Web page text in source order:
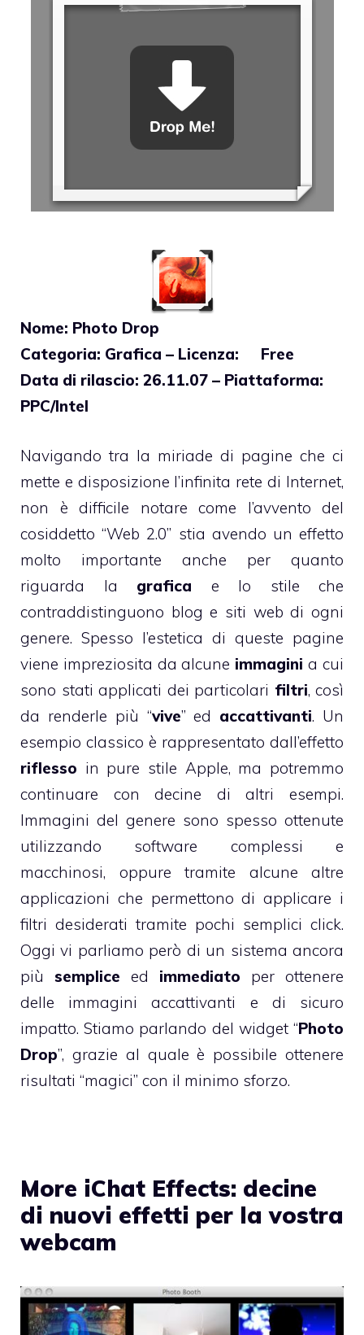
Nome: Photo Drop
Categoria: Grafica – Licenza: Free
Data di rilascio: 26.11.07 – Piattaforma:
PPC/Intel
Navigando tra la miriade di pagine che ci
mette e disposizione l’infinita rete di Internet,
non è difficile notare come l’avvento del
cosiddetto “Web 2.0” stia avendo un effetto
molto importante anche per quanto
riguarda la grafica e lo stile che
contraddistinguono blog e siti web di ogni
genere. Spesso l’estetica di queste pagine
viene impreziosita da alcune immagini a cui
sono stati applicati dei particolari filtri, così
da renderle più “vive” ed accattivanti. Un
esempio classico è rappresentato dall’effetto
riflesso in pure stile Apple, ma potremmo
continuare con decine di altri esempi.
Immagini del genere sono spesso ottenute
utilizzando software complessi e
macchinosi, oppure tramite alcune altre
applicazioni che permettono di applicare i
filtri desiderati tramite pochi semplici click.
Oggi vi parliamo però di un sistema ancora
più semplice ed immediato per ottenere
delle immagini accattivanti e di sicuro
impatto. Stiamo parlando del widget “Photo
Drop”, grazie al quale è possibile ottenere
risultati “magici” con il minimo sforzo.
More iChat Effects: decine
di nuovi effetti per la vostra
webcam